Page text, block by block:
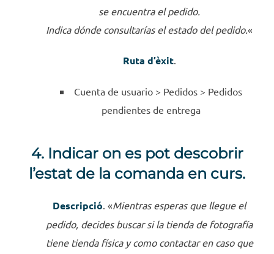
se encuentra el pedido.
Indica dónde consultarías el estado del pedido.«
Ruta d’èxit.
Cuenta de usuario > Pedidos > Pedidos
pendientes de entrega
4. Indicar on es pot descobrir
l’estat de la comanda en curs.
Descripció. «Mientras esperas que llegue el
pedido, decides buscar si la tienda de fotografía
tiene tienda física y como contactar en caso que